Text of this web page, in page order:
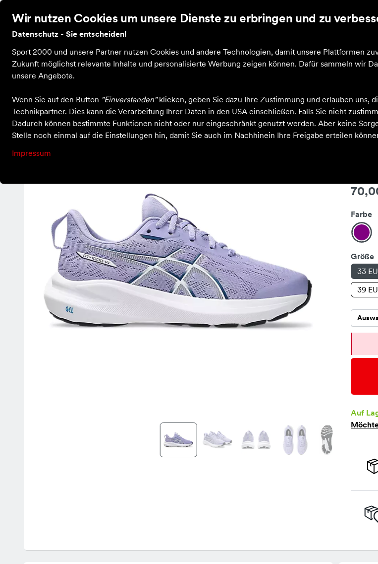
Wir nutzen Cookies um unsere Dienste zu erbringen und zu
Datenschutz - Sie entscheiden!
Sport 2000 und unsere Partner nutzen Cookies und andere Technologien, damit unsere Plattformen
Zukunft möglichst relevante Inhalte und personalisierte Werbung zeigen können. Dafür sammeln wir
unsere Angebote.
Wenn Sie auf den Button "Einverstanden"klicken, geben Sie dazu Ihre Zustimmung und erlauben uns,
Technikpartner. Dies kann die Verarbeitung Ihrer Daten in den USA einschließen. Falls Sie nicht
Dadurch können bestimmte Funktionen nicht oder nur eingeschränkt genutzt werden. Aber keine
Stelle noch einmal auf die Einstellungen hin, damit Sie auch im Nachhinein Ihre Freigabe erteilen
Impressum
Startseite Beratungstermine Veranstaltungen Jobs News
Absolute Run Kaufmann Schuhe Laufschuhe GT-1000 14 GS
Preis
Farbe
Größe
33 EU
39 EU
Auf